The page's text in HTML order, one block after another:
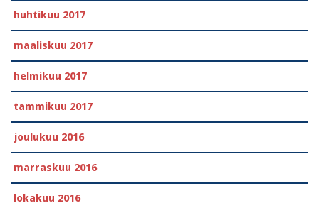
huhtikuu 2017
maaliskuu 2017
helmikuu 2017
tammikuu 2017
joulukuu 2016
marraskuu 2016
lokakuu 2016